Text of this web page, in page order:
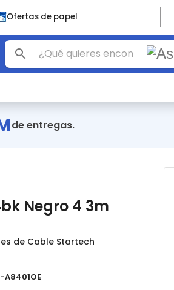
Ofertas de papel
de entregas.
Negro 4 3m
de Cable Startech